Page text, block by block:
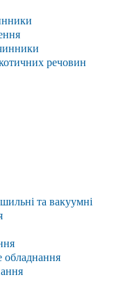
речовин
та вакуумні
обладнання